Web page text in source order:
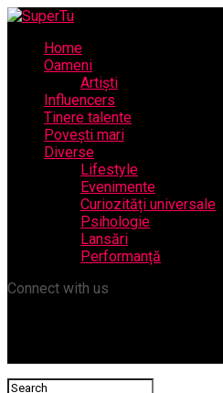
Home
Oameni
Artiști
Influencers
Tinere talente
Povești mari
Diverse
Lifestyle
Evenimente
Curiozități universale
Psihologie
Lansări
Performanță
Connect with us